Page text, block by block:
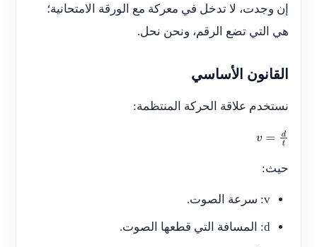
إن وجدت، لا تدخل في معركة مع الورقة الامتحانية؛
هي التي تضع الرقم، ونحن نحل.
القانون الأساسي
نستخدم علاقة الحركة المنتظمة:
v =d t
حيث:
v: سرعة الصوت.
d: المسافة التي قطعها الصوت.